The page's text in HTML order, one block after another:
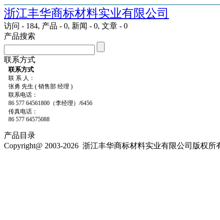
浙江丰华商标材料实业有限公司
访问 - 184, 产品 - 0, 新闻 - 0, 文章 - 0
产品搜索
联系方式
联系方式
联 系 人：
张勇 先生 ( 销售部 经理 )
联系电话：
86 577 64561800（李经理）/6456
传真电话：
86 577 64575088
产品目录
Copyright@ 2003-2026 浙江丰华商标材料实业有限公司 版权